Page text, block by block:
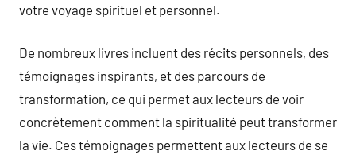
votre voyage spirituel et personnel.
De nombreux livres incluent des récits personnels, des
témoignages inspirants, et des parcours de
transformation, ce qui permet aux lecteurs de voir
concrètement comment la spiritualité peut transformer
la vie. Ces témoignages permettent aux lecteurs de se